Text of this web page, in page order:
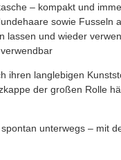
– kompakt und
sowie Fusseln
lassen und wieder
ihren langlebigen
der großen Rolle
unterwegs – mit